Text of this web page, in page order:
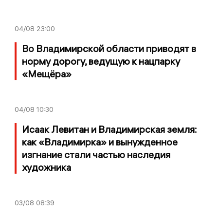
04/08 23:00
Во Владимирской области приводят в
норму дорогу, ведущую к нацпарку
«Мещёра»
04/08 10:30
Исаак Левитан и Владимирская земля:
как «Владимирка» и вынужденное
изгнание стали частью наследия
художника
03/08 08:39